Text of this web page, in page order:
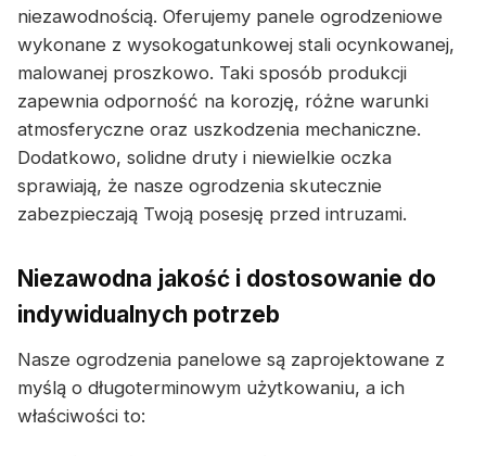
niezawodnością. Oferujemy panele ogrodzeniowe
wykonane z wysokogatunkowej stali ocynkowanej,
malowanej proszkowo. Taki sposób produkcji
zapewnia odporność na korozję, różne warunki
atmosferyczne oraz uszkodzenia mechaniczne.
Dodatkowo, solidne druty i niewielkie oczka
sprawiają, że nasze ogrodzenia skutecznie
zabezpieczają Twoją posesję przed intruzami.
Niezawodna jakość i dostosowanie do
indywidualnych potrzeb
Nasze ogrodzenia panelowe są zaprojektowane z
myślą o długoterminowym użytkowaniu, a ich
właściwości to: